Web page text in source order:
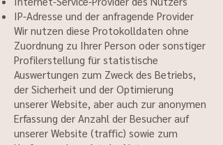
IP-Adresse und der anfragende Provider
Wir nutzen diese Protokolldaten ohne
Zuordnung zu Ihrer Person oder sonstiger
Profilerstellung für statistische
Auswertungen zum Zweck des Betriebs,
der Sicherheit und der Optimierung
unserer Website, aber auch zur anonymen
Erfassung der Anzahl der Besucher auf
unserer Website (traffic) sowie zum